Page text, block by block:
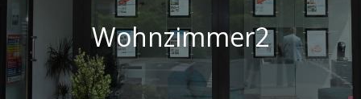
Wohnzimmer2